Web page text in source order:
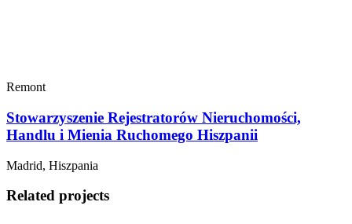
Remont
Stowarzyszenie Rejestratorów Nieruchomości,
Handlu i Mienia Ruchomego Hiszpanii
Madrid, Hiszpania
Related projects